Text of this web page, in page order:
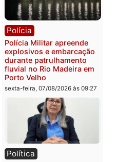
Polícia
Polícia Civil deflagra
operação contra facção
criminosa que atacava
provedores de internet
Rondônia
sexta-feira, 07/08/2026 às